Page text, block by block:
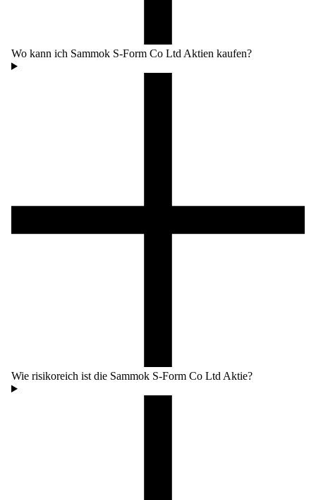
Wo kann ich Sammok S-Form Co Ltd Aktien kaufen?
Wie risikoreich ist die Sammok S-Form Co Ltd Aktie?